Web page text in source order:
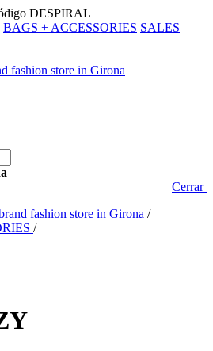
DESPIRAL
BAGS + ACCESSORIES SALES
Cerrar
fashion store in Girona /
/